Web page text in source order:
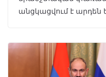
անցկացվում է արդեն